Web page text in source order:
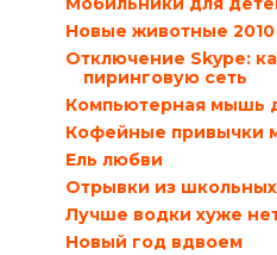
Новые животные
Отключение Skype:
пиринговую сеть
Компьютерная мышь
Кофейные привычки
Ель любви
Отрывки из
Лучше водки хуже
Новый год вдвоем